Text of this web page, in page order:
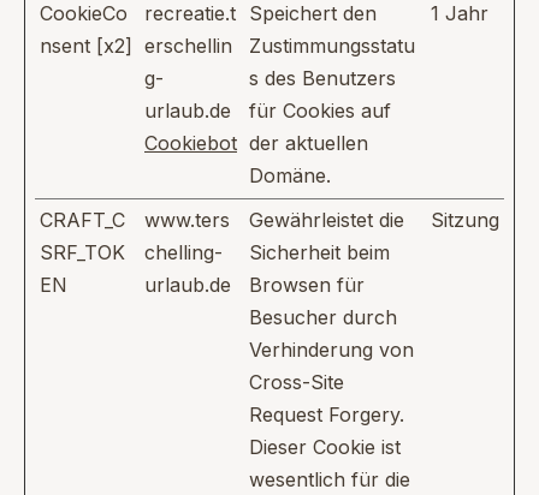
CookieCo
nsent [x2]
recreatie.t
erschellin
g-
urlaub.de
Cookiebot
Speichert den
Zustimmungsstatu
s des Benutzers
für Cookies auf
der aktuellen
Domäne.
1 Jahr
CRAFT_C
SRF_TOK
EN
www.ters
chelling-
urlaub.de
Gewährleistet die
Sicherheit beim
Browsen für
Besucher durch
Verhinderung von
Cross-Site
Request Forgery.
Dieser Cookie ist
wesentlich für die
Sitzung